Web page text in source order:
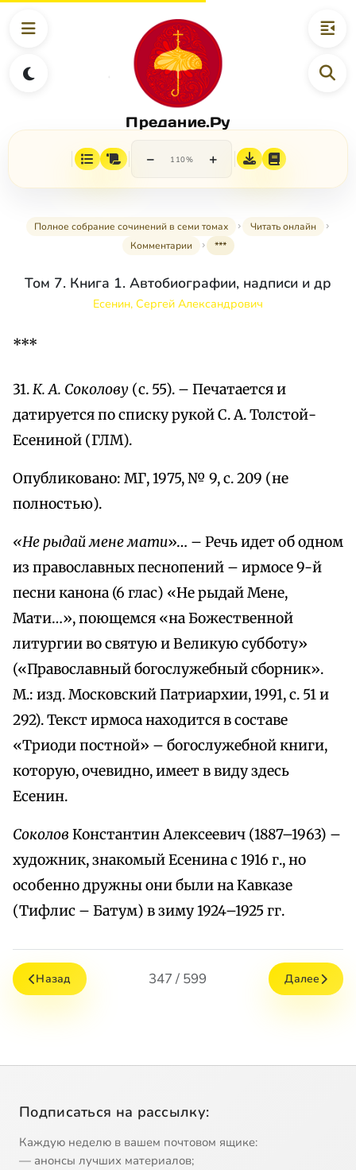
Предание.Ру
− 110% +
Полное собрание сочинений в семи томах
Читать онлайн
Комментарии
***
Том 7. Книга 1. Автобиографии, надписи и др
Есенин, Сергей Александрович
***
31.К. А. Соколову (с. 55). – Печатается и
датируется по списку рукой С. А. Толстой-
Есениной (ГЛМ).
Опубликовано: МГ, 1975, № 9, с. 209 (не
полностью).
«Не рыдай мене мати»… – Речь идет об одном
из православных песнопений – ирмосе 9-й
песни канона (6 глас) «Не рыдай Мене,
Мати…», поющемся «на Божественной
литургии во святую и Великую субботу»
(«Православный богослужебный сборник».
М.: изд. Московский Патриархии, 1991, с. 51 и
292). Текст ирмоса находится в составе
«Триоди постной» – богослужебной книги,
которую, очевидно, имеет в виду здесь
Есенин.
Соколов Константин Алексеевич (1887–1963) –
художник, знакомый Есенина с 1916 г., но
особенно дружны они были на Кавказе
(Тифлис – Батум) в зиму 1924–1925 гг.
Назад 347 / 599 Далее
Подписаться на рассылку:
Каждую неделю в вашем почтовом ящике:
— анонсы лучших материалов;